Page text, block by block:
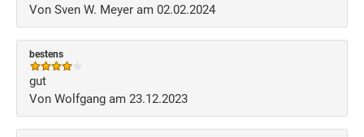
Von Sven W. Meyer am 02.02.2024
bestens
gut
Von Wolfgang am 23.12.2023